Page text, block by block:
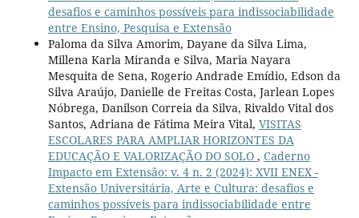
desafios e caminhos possíveis para indissociabilidade
entre Ensino, Pesquisa e Extensão
Paloma da Silva Amorim, Dayane da Silva Lima,
Millena Karla Miranda e Silva, Maria Nayara
Mesquita de Sena, Rogerio Andrade Emídio, Edson da
Silva Araújo, Danielle de Freitas Costa, Jarlean Lopes
Nóbrega, Danilson Correia da Silva, Rivaldo Vital dos
Santos, Adriana de Fátima Meira Vital, VISITAS
ESCOLARES PARA AMPLIAR HORIZONTES DA
EDUCAÇÃO E VALORIZAÇÃO DO SOLO , Caderno
Impacto em Extensão: v. 4 n. 2 (2024): XVII ENEX -
Extensão Universitária, Arte e Cultura: desafios e
caminhos possíveis para indissociabilidade entre